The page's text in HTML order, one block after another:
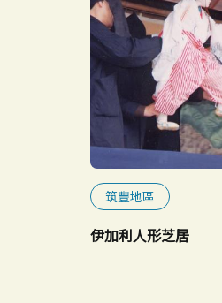
筑豐地區
伊加利人形芝居